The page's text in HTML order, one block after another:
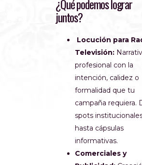
¿Qué podemos lograr
juntos?
Locución para
Televisión:
profesional con la
intención, calidez o
formalidad que tu
campaña requiera.
spots
hasta cápsulas
informativas.
Comerciales y